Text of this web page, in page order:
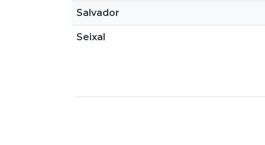
Salvador
Seixal